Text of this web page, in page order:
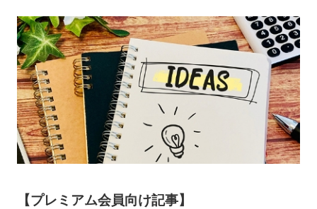
【プレミアム会員向け記事】